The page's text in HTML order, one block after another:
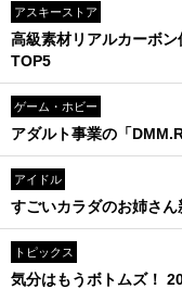
アスキーストア
高級素材リアルカーボ
TOP5
ゲーム・ホビー
アダルト事業の「
アイドル
すごいカラダのお姉さ
トピックス
気分はもうボトムズ！